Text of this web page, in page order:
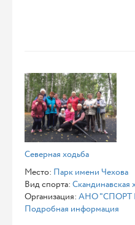
Северная ходьба
Место: Парк имени Чехова
Вид спорта: Скандинавская
Организация: АНО "СПОРТ
Подробная информация